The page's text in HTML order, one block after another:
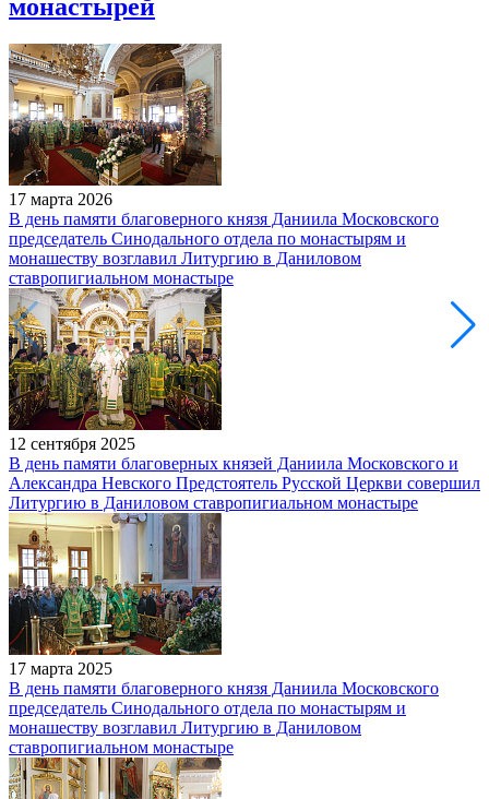
монастырей
17 марта 2026
В день памяти благоверного князя Даниила Московского
председатель Синодального отдела по монастырям и
монашеству возглавил Литургию в Даниловом
ставропигиальном монастыре
12 сентября 2025
В день памяти благоверных князей Даниила Московского и
Александра Невского Предстоятель Русской Церкви совершил
Литургию в Даниловом ставропигиальном монастыре
17 марта 2025
В день памяти благоверного князя Даниила Московского
председатель Синодального отдела по монастырям и
монашеству возглавил Литургию в Даниловом
ставропигиальном монастыре